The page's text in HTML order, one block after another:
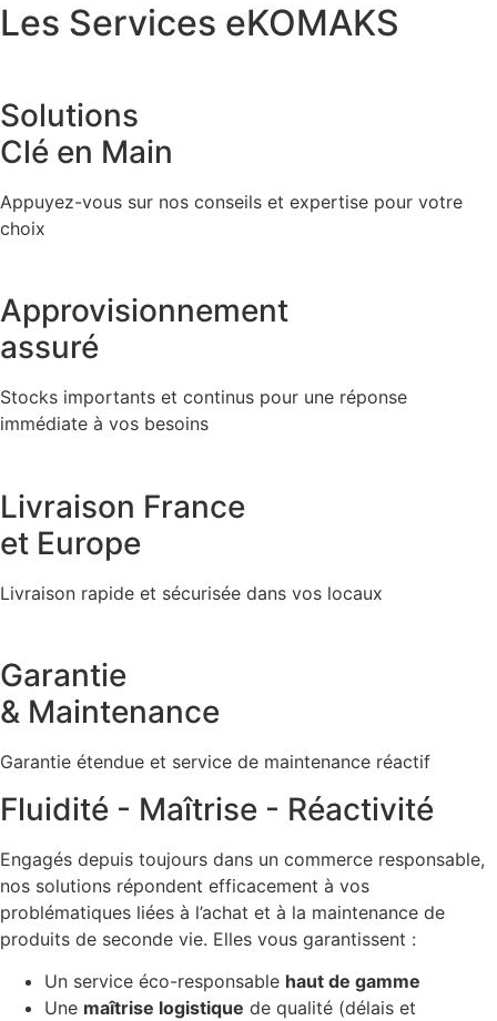
Les Services eKOMAKS
Solutions
Clé en Main
Appuyez-vous sur nos conseils et expertise pour votre
choix
Approvisionnement
assuré
Stocks importants et continus pour une réponse
immédiate à vos besoins
Livraison France
et Europe
Livraison rapide et sécurisée dans vos locaux
Garantie
& Maintenance
Garantie étendue et service de maintenance réactif
Fluidité - Maîtrise - Réactivité
Engagés depuis toujours dans un commerce responsable,
nos solutions répondent efficacement à vos
problématiques liées à l’achat et à la maintenance de
produits de seconde vie. Elles vous garantissent :
Un service éco-responsable haut de gamme
Une maîtrise logistique de qualité (délais et